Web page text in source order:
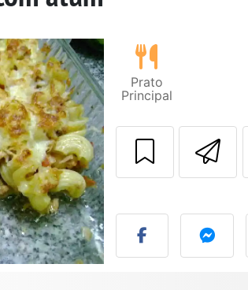
Prato
Principal